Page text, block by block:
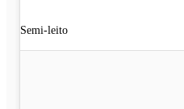
Semi-leito